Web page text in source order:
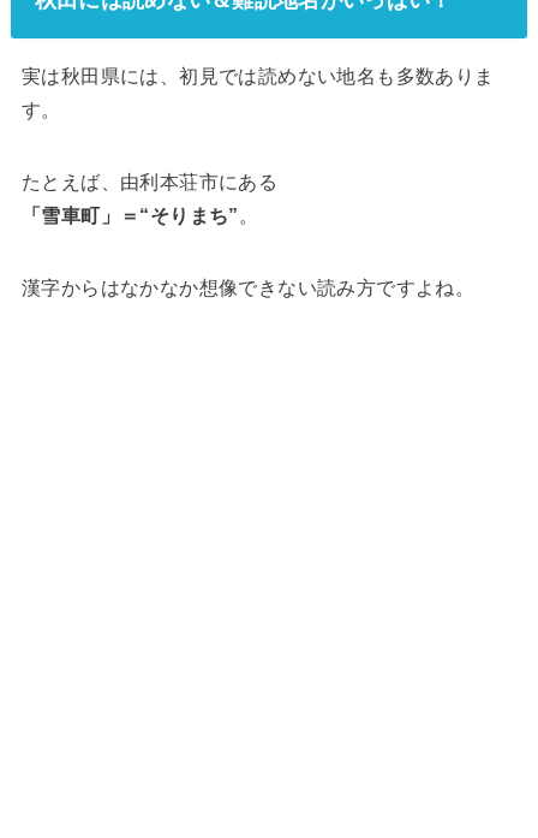
実は秋田県には、初見では読めない地名も多数ありま
す。
たとえば、由利本荘市にある
「雪車町」＝“そりまち” 。
漢字からはなかなか想像できない読み方ですよね。